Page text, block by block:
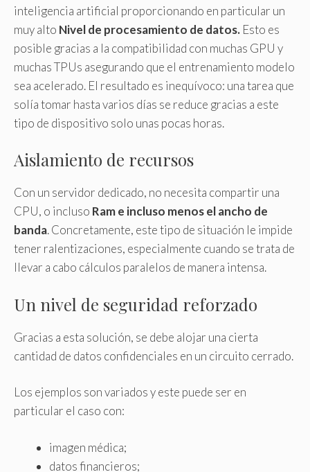
inteligencia artificial proporcionando en particular un
muy alto Nivel de procesamiento de datos. Esto es
posible gracias a la compatibilidad con muchas GPU y
muchas TPUs asegurando que el entrenamiento modelo
sea acelerado. El resultado es inequívoco: una tarea que
solía tomar hasta varios días se reduce gracias a este
tipo de dispositivo solo unas pocas horas.
Aislamiento de recursos
Con un servidor dedicado, no necesita compartir una
CPU, o incluso Ram e incluso menos el ancho de
banda. Concretamente, este tipo de situación le impide
tener ralentizaciones, especialmente cuando se trata de
llevar a cabo cálculos paralelos de manera intensa.
Un nivel de seguridad reforzado
Gracias a esta solución, se debe alojar una cierta
cantidad de datos confidenciales en un circuito cerrado.
Los ejemplos son variados y este puede ser en
particular el caso con:
imagen médica;
datos financieros;